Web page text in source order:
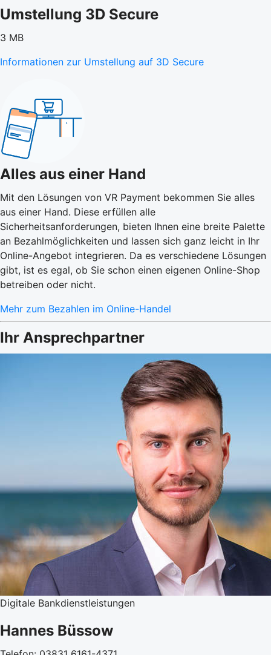
Umstellung 3D Secure
3 MB
Informationen zur Umstellung auf 3D Secure
Alles aus einer Hand
Mit den Lösungen von VR Payment bekommen Sie alles
aus einer Hand. Diese erfüllen alle
Sicherheitsanforderungen, bieten Ihnen eine breite Palette
an Bezahlmöglichkeiten und lassen sich ganz leicht in Ihr
Online-Angebot integrieren. Da es verschiedene Lösungen
gibt, ist es egal, ob Sie schon einen eigenen Online-Shop
betreiben oder nicht.
Mehr zum Bezahlen im Online-Handel
Ihr Ansprechpartner
Digitale Bankdienstleistungen
Hannes Büssow